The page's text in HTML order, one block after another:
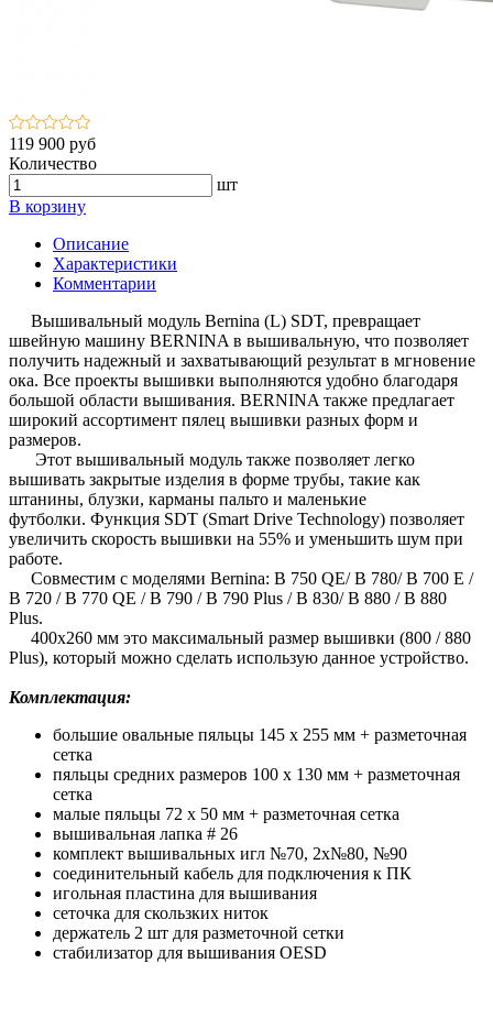
119 900 руб
Количество
шт
В корзину
Описание
Характеристики
Комментарии
Вышивальный модуль Bernina (L) SDT, превращает
швейную машину BERNINA в вышивальную, что позволяет
получить надежный и захватывающий результат в мгновение
ока. Все проекты вышивки выполняются удобно благодаря
большой области вышивания. BERNINA также предлагает
широкий ассортимент пялец вышивки разных форм и
размеров.
Этот вышивальный модуль также позволяет легко
вышивать закрытые изделия в форме трубы, такие как
штанины, блузки, карманы пальто и маленькие
футболки. Функция SDT (Smart Drive Technology) позволяет
увеличить скорость вышивки на 55% и уменьшить шум при
работе.
Совместим с моделями Bernina: B 750 QE/ B 780/ B 700 E /
B 720 / B 770 QE / B 790 / B 790 Plus / B 830/ B 880 / B 880
Plus.
400х260 мм это максимальный размер вышивки (800 / 880
Plus), который можно сделать использую данное устройство.
Комплектация:
большие овальные пяльцы 145 х 255 мм + разметочная
сетка
пяльцы средних размеров 100 х 130 мм + разметочная
сетка
малые пяльцы 72 х 50 мм + разметочная сетка
вышивальная лапка # 26
комплект вышивальных игл №70, 2х№80, №90
соединительный кабель для подключения к ПК
игольная пластина для вышивания
сеточка для скользких ниток
держатель 2 шт для разметочной сетки
стабилизатор для вышивания OESD